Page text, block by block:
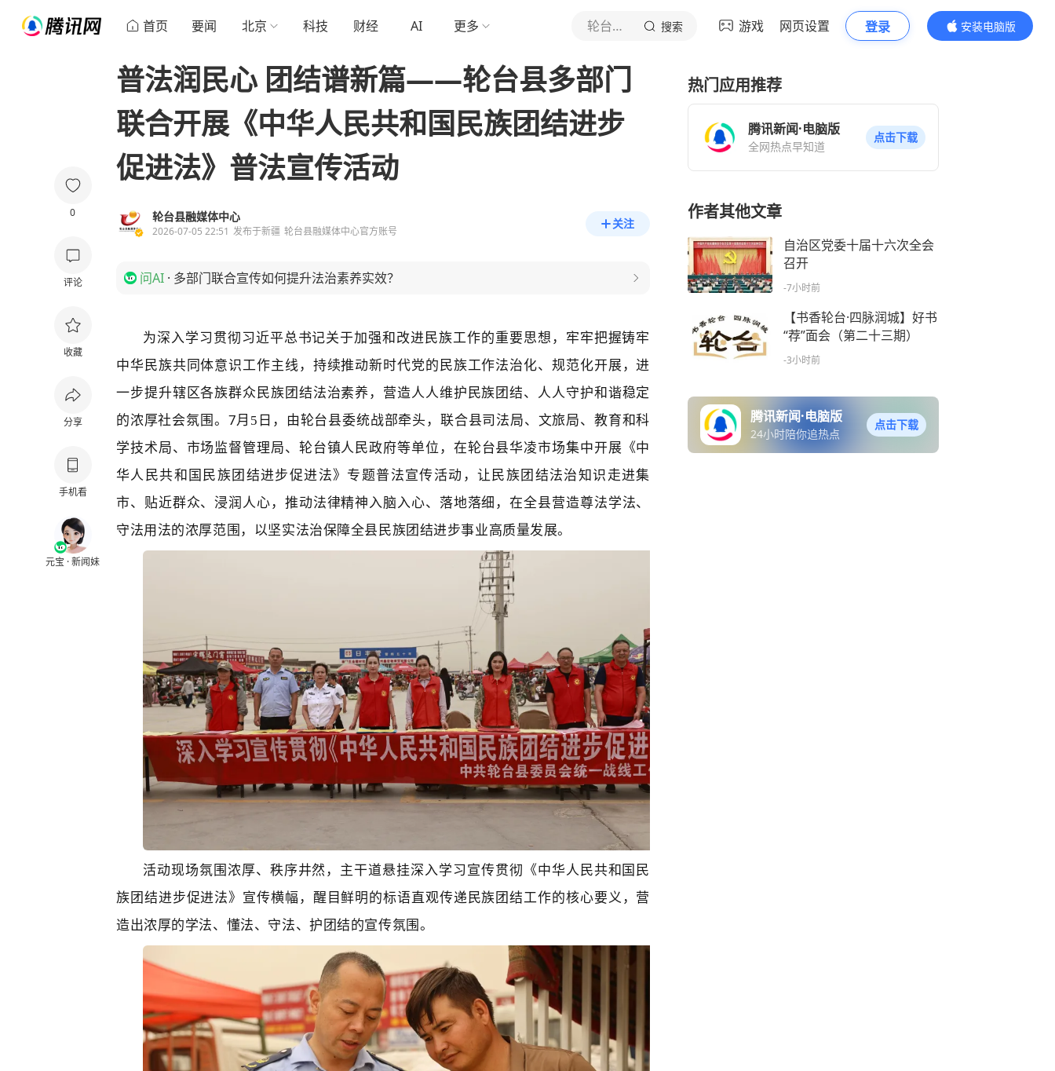
首页 要闻 北京 科技 财经 AI 更多 轮台县融媒体中心 搜索 游戏 网页设置 登录
安装电脑版
内容更精彩
0
评论
收藏
分享
手机看
元宝 · 新闻妹
普法润民心 团结谱新篇——轮台县多部门
联合开展《中华人民共和国民族团结进步
促进法》普法宣传活动
轮台县融媒体中心
2026-07-05 22:51 发布于新疆 轮台县融媒体中心官方账号
关注
问AI · 多部门联合宣传如何提升法治素养实效？
为深入学习贯彻习近平总书记关于加强和改进民族工作的重要思想，牢牢把握铸牢
中华民族共同体意识工作主线，持续推动新时代党的民族工作法治化、规范化开展，进
一步提升辖区各族群众民族团结法治素养，营造人人维护民族团结、人人守护和谐稳定
的浓厚社会氛围。 7月 5 日， 由轮台县委统战部牵头，联合县司法局、文旅局、 教育和科
学技术局、 市场监督管理局、轮台镇人民政府等单位，在轮台县华凌市场集中开展《中
华人民共和国民族团结进步促进法》专题普法宣传活动，让民族团结法治知识走进集
市、贴近群众、浸润人心 ， 推动法律精神入脑入心、落地落细，在全县营造尊法学法、
守法用法的浓厚范围 ，以坚实法治保障全县民族团结进步事业高质量发展。
活动现场氛围浓厚、秩序井然，主干道悬挂深入学习宣传贯彻《中华人民共和国民
族团结进步促进法》 宣传横幅，醒目鲜明的标语直观传递民族团结工作的核心要义，营
造出浓厚的学法、懂法、守法、护团结的宣传氛围。
热门应用推荐
腾讯新闻·电脑版
全网热点早知道
点击下载
作者其他文章
自治区党委十届十六次全会
召开
-7小时前
【书香轮台·四脉润城】好书
“荐”面会（第二十三期）
-3小时前
腾讯新闻·电脑版
24小时陪你追热点
点击下载